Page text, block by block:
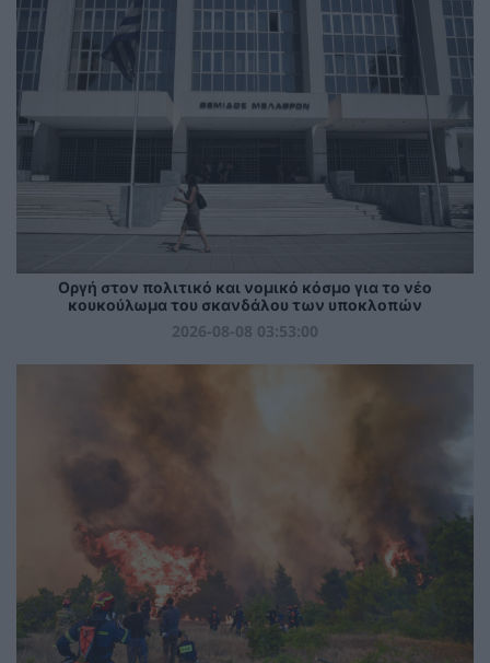
Οργή στον πολιτικό και νομικό κόσμο για το νέο
κουκούλωμα του σκανδάλου των υποκλοπών
2026-08-08 03:53:00